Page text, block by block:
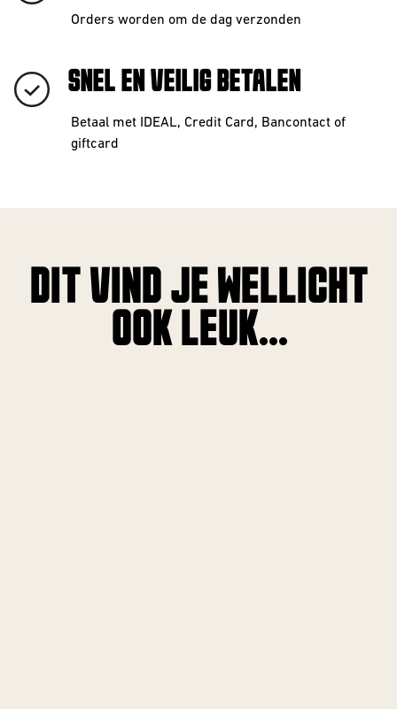
Orders worden om de dag verzonden
SNEL EN VEILIG BETALEN
Betaal met IDEAL, Credit Card, Bancontact of
giftcard
DIT VIND JE WELLICHT
OOK LEUK...